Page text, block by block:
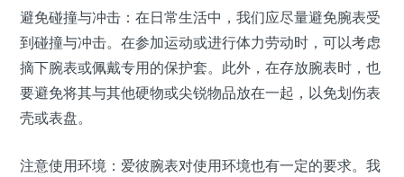
避免碰撞与冲击：在日常生活中，我们应尽量避免腕表受
到碰撞与冲击。在参加运动或进行体力劳动时，可以考虑
摘下腕表或佩戴专用的保护套。此外，在存放腕表时，也
要避免将其与其他硬物或尖锐物品放在一起，以免划伤表
壳或表盘。
注意使用环境：爱彼腕表对使用环境也有一定的要求。我